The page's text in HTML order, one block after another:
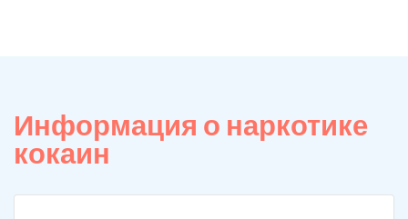
Информация о наркотике
кокаин